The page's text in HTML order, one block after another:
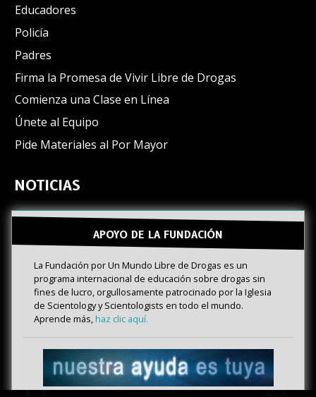
Educadores
Policía
Padres
Firma la Promesa de Vivir Libre de Drogas
Comienza una Clase en Línea
Únete al Equipo
Pide Materiales al Por Mayor
NOTICIAS
APOYO DE LA FUNDACIÓN
La Fundación por Un Mundo Libre de Drogas es un
programa internacional de educación sobre drogas sin
fines de lucro, orgullosamente patrocinado por la Iglesia
de Scientology y Scientologists en todo el mundo.
Aprende más,haz clic aquí.